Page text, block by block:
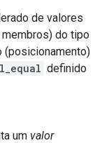
de valores
do tipo
(posicionamento)
definido
um valor